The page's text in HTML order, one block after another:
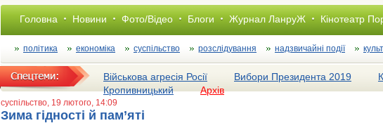
Головна Новини Фото/Відео Блоги Журнал ЛанруЖ Кінотеатр
політика економіка суспільство розслiдування надзвичайні події
Військова агресія Росії Вибори Президента 2019
Кропивницький
Архів
суспільство, 19 лютого, 14:09
Зима гідності й пам’яті